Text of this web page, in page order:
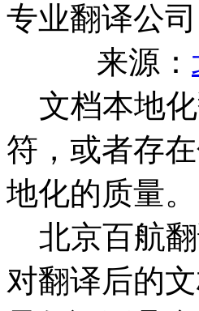
专业翻译公
来源：
文档本地化
符，或者存
地化的质量。
北京百航翻
对翻译后的